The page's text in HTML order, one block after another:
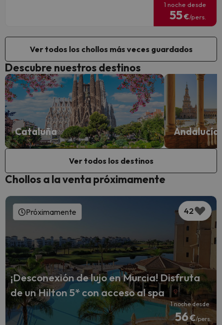
1 noche desde
55€/pers.
Ver todos los chollos más veces guardados
Descubre nuestros destinos
Cataluña Andalucía
Ver todos los destinos
Chollos a la venta próximamente
42
Próximamente
¡Desconexión de lujo en Murcia! Disfruta
de un Hilton 5* con acceso al spa
1 noche desde
56€/pers.